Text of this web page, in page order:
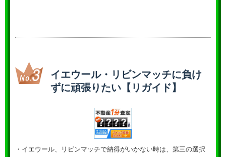
イエウール・リビンマッチに負け
ずに頑張りたい【リガイド】
・イエウール、リビンマッチで納得がいかない時は、第三の選択